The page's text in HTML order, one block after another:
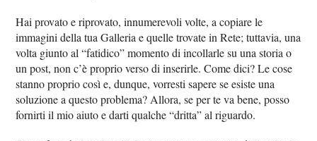
Hai provato e riprovato, innumerevoli volte, a copiare le
immagini della tua Galleria e quelle trovate in Rete; tuttavia, una
volta giunto al “fatidico” momento di incollarle su una storia o
un post, non c’è proprio verso di inserirle. Come dici? Le cose
stanno proprio così e, dunque, vorresti sapere se esiste una
soluzione a questo problema? Allora, se per te va bene, posso
fornirti il mio aiuto e darti qualche “dritta” al riguardo.